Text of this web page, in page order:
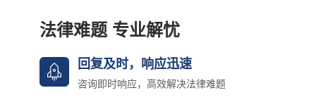
法律难题 专业解忧
回复及时，响应迅速
咨询即时响应，高效解决法律难题